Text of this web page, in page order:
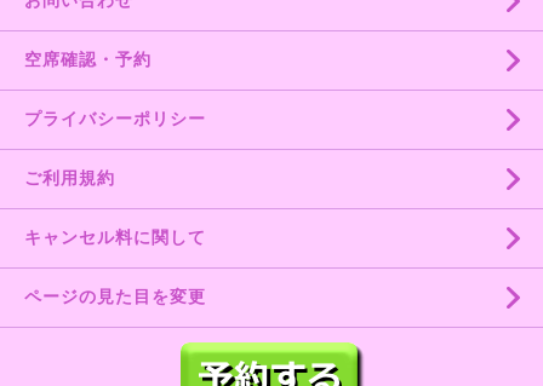
空席確認・予約
プライバシーポリシー
ご利用規約
キャンセル料に関して
ページの見た目を変更